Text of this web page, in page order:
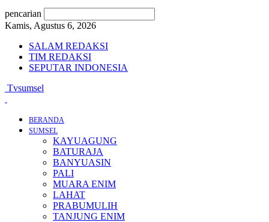
pencarian
Kamis, Agustus 6, 2026
SALAM REDAKSI
TIM REDAKSI
SEPUTAR INDONESIA
Tvsumsel
BERANDA
SUMSEL
KAYUAGUNG
BATURAJA
BANYUASIN
PALI
MUARA ENIM
LAHAT
PRABUMULIH
TANJUNG ENIM